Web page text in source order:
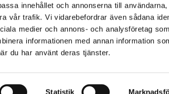
innehållet och annonserna till användarna,
vår trafik. Vi vidarebefordrar även sådana
medier och annons- och analysföretag
informationen med annan information
du har använt deras tjänster.
Statistik